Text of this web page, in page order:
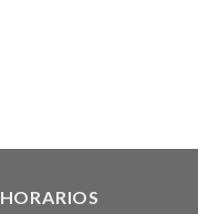
HORARIOS